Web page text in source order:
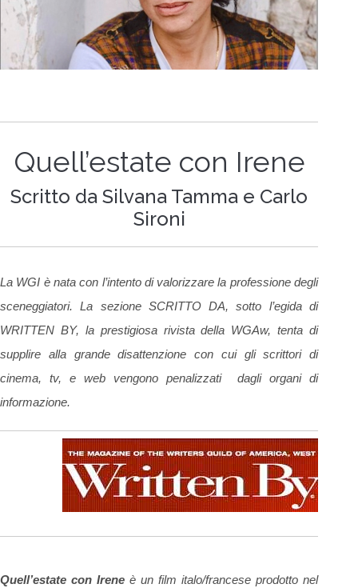
Quell’estate con Irene
Scritto da Silvana Tamma e Carlo
Sironi
La WGI è nata con l’intento di valorizzare la professione degli
sceneggiatori. La sezione SCRITTO DA, sotto l’egida di
WRITTEN BY, la prestigiosa rivista della WGAw, tenta di
supplire alla grande disattenzione con cui gli scrittori di
cinema, tv, e web vengono penalizzati dagli organi di
informazione.
Quell’estate con Irene è un film italo/francese prodotto nel